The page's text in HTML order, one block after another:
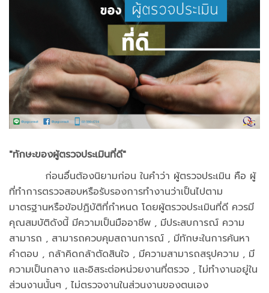
"ทักษะของผู้ตรวจประเมินที่ดี"
ก่อนอื่นต้องนิยามก่อน ในคำว่า ผู้ตรวจประเมิน คือ ผู้
ที่ทำการตรวจสอบหรือรับรองการทำงานว่าเป็นไปตาม
มาตรฐานหรือข้อปฏิบัติที่กำหนด โดยผู้ตรวจประเมินที่ดี ควรมี
คุณสมบัติดังนี้ มีความเป็นมืออาชีพ , มีประสบการณ์ ความ
สามารถ , สามารถควบคุมสถานการณ์ , มีทักษะในการค้นหา
คำตอบ , กล้าคิดกล้าตัดสินใจ , มีความสามารถสรุปความ , มี
ความเป็นกลาง และอิสระต่อหน่วยงานที่ตรวจ , ไม่ทำงานอยู่ใน
ส่วนงานนั้นๆ , ไม่ตรวจงานในส่วนงานของตนเอง